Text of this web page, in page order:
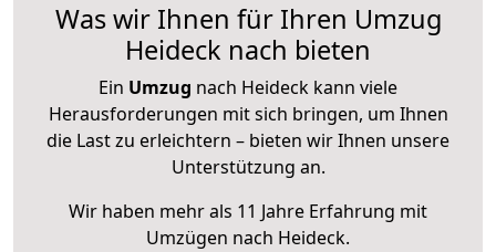
Was wir Ihnen für Ihren Umzug
Heideck nach bieten
Ein Umzug nach Heideck kann viele
Herausforderungen mit sich bringen, um Ihnen
die Last zu erleichtern – bieten wir Ihnen unsere
Unterstützung an.
Wir haben mehr als 11 Jahre Erfahrung mit
Umzügen nach Heideck.